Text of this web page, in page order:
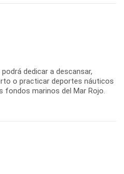
dedicar a descansar,
o practicar deportes náuticos
marinos del Mar Rojo.